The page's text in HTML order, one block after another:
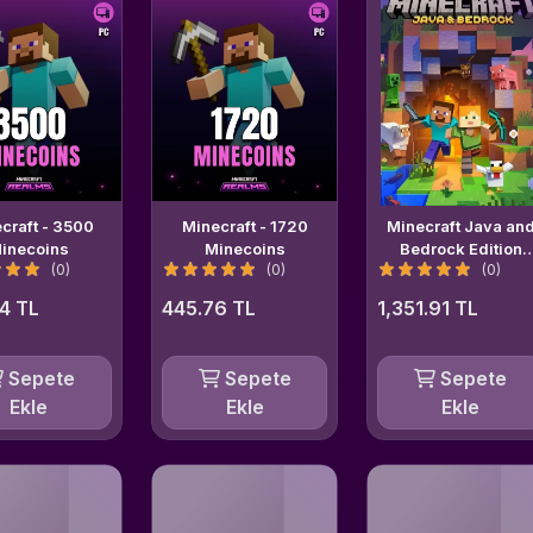
- 3500
(0)
TL
Sepete
Ekle
Minecraft - 1720
Minecoins
(0)
445.76 TL
Sepete
Ekle
Minecraft Java
Bedrock Edition
Windows
(0)
1,351.91 TL
Sepete
Ekle